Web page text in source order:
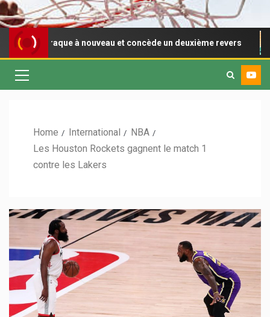
craque à nouveau et concède un deuxième revers
Home International
NBA
Les Houston Rockets gagnent le match 1
contre les Lakers